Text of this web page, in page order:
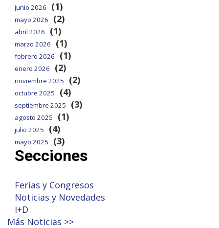
junio 2026 (1)
mayo 2026 (2)
abril 2026 (1)
marzo 2026 (1)
febrero 2026 (1)
enero 2026 (2)
noviembre 2025 (2)
octubre 2025 (4)
septiembre 2025 (3)
agosto 2025 (1)
julio 2025 (4)
mayo 2025 (3)
Secciones
Ferias y Congresos
Noticias y Novedades
I+D
Más Noticias >>